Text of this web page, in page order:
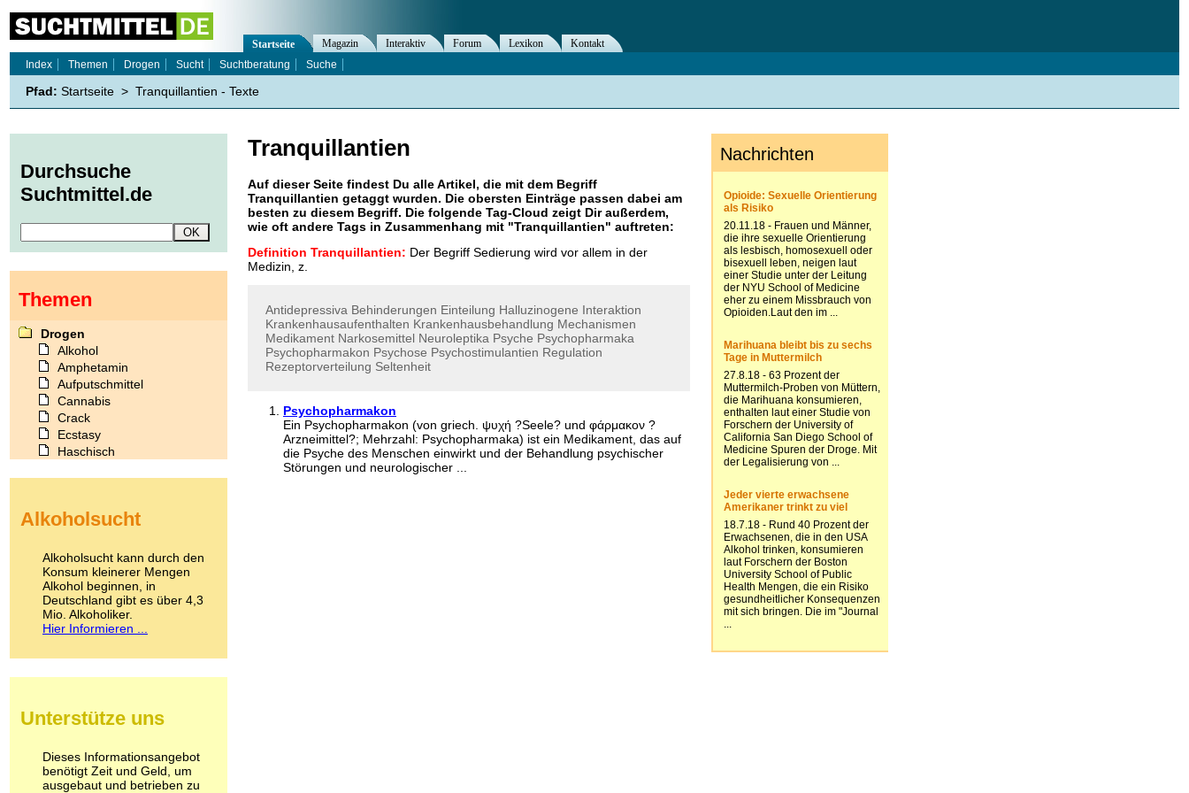
Tranquillantien
Auf dieser Seite findest Du alle Artikel, die mit dem Begriff
Tranquillantien getaggt wurden. Die obersten Einträge passen dabei am
besten zu diesem Begriff. Die folgende Tag-Cloud zeigt Dir außerdem,
wie oft andere Tags in Zusammenhang mit "Tranquillantien" auftreten:
Definition Tranquillantien: Der Begriff Sedierung wird vor allem in der
Medizin, z.
Antidepressiva Behinderungen Einteilung Halluzinogene Interaktion
Krankenhausaufenthalten Krankenhausbehandlung Mechanismen
Medikament Narkosemittel Neuroleptika Psyche Psychopharmaka
Psychopharmakon Psychose Psychostimulantien Regulation
Rezeptorverteilung Seltenheit
Psychopharmakon
Ein Psychopharmakon (von griech. ψυχή ?Seele? und φάρμακον ?
Arzneimittel?; Mehrzahl: Psychopharmaka) ist ein Medikament, das auf
die Psyche des Menschen einwirkt und der Behandlung psychischer
Störungen und neurologischer ...
Startseite Magazin Interaktiv Forum Lexikon
Kontakt
Index
Themen Drogen Sucht Suchtberatung Suche
Pfad: Startseite > Tranquillantien - Texte
Durchsuche
Suchtmittel.de
Themen
Drogen
Alkohol
Amphetamin
Aufputschmittel
Cannabis
Crack
Ecstasy
Haschisch
Kokain
LSD
Marihuana
Medikamente
Meskalin
Metamphetamin
Methadon
Pilze
Psychopharmaka
Schlafmittel
Schmerzmittel
Alkoholsucht
Alkoholsucht kann durch den
Konsum kleinerer Mengen
Alkohol beginnen, in
Deutschland gibt es über 4,3
Mio. Alkoholiker.
Hier Informieren ...
Unterstütze uns
Dieses Informationsangebot
benötigt Zeit und Geld, um
ausgebaut und betrieben zu